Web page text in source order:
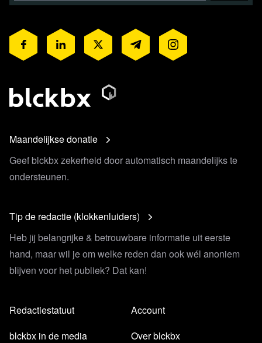
Maandelijkse donatie
Geef blckbx zekerheid door automatisch maandelijks te
ondersteunen.
Tip de redactie (klokkenluiders)
Heb jij belangrijke & betrouwbare informatie uit eerste
hand, maar wil je om welke reden dan ook wél anoniem
blijven voor het publiek? Dat kan!
Redactiestatuut
blckbx in de media
Account
Over blckbx